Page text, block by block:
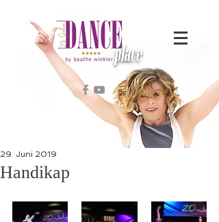
Handikap
29. Juni 2019